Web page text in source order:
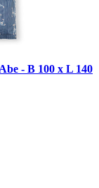
- B 100 x L 140